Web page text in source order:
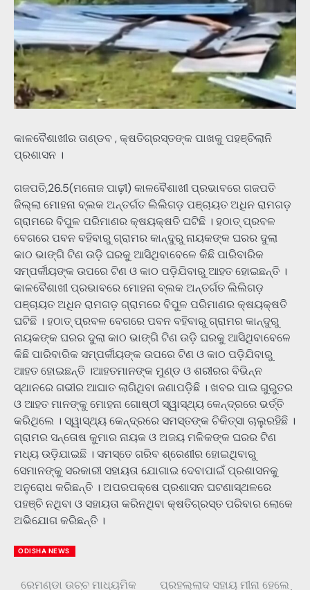
କାଳବୈଶାଖୀର ତାଣ୍ଡବ , କ୍ଷତିଗ୍ରସ୍ତଙ୍କ ପାଖକୁ ପହଞ୍ଚିଲାନି
ପ୍ରଶାସନ ।
ଗଜପତି,26.5(ମନୋଜ ପାଢ଼ୀ) କାଳବୈଶାଖୀ ପ୍ରଭାବରେ ଗଜପତି
ଜିଲ୍ଲା ମୋହନା ବ୍ଲକ ଅନ୍ତର୍ଗତ ଲିଲିଗଡ଼ ପଞ୍ଚାୟତ ଅଧିନ ରାମଗଡ଼
ଗ୍ରାମରେ ବିପୁଳ ପରିମାଣର କ୍ଷୟକ୍ଷତି ଘଟିଛି । ହଠାତ୍ ପ୍ରବଳ
ବେଗରେ ପବନ ବହିବାରୁ ଗ୍ରାମର କାନ୍ଦୁରୁ ନାୟକଙ୍କ ଘରର ଦୁଲା
କାଠ ଭାଙ୍ଗି ଟିଣ ଉଡ଼ି ଘରକୁ ଆସିଥିବାବେଳେ କିଛି ପାରିବାରିକ
ସମ୍ପର୍କୀୟଙ୍କ ଉପରେ ଟିଣ ଓ କାଠ ପଡ଼ିଯିବାରୁ ଆହତ ହୋଇଛନ୍ତି ।
କାଳବୈଶାଖୀ ପ୍ରଭାବରେ ମୋହନା ବ୍ଲକ ଅନ୍ତର୍ଗତ ଲିଲିଗଡ଼
ପଞ୍ଚାୟତ ଅଧିନ ରାମଗଡ଼ ଗ୍ରାମରେ ବିପୁଳ ପରିମାଣର କ୍ଷୟକ୍ଷତି
ଘଟିଛି । ହଠାତ୍ ପ୍ରବଳ ବେଗରେ ପବନ ବହିବାରୁ ଗ୍ରାମର କାନ୍ଦୁରୁ
ନାୟକଙ୍କ ଘରର ଦୁଲା କାଠ ଭାଙ୍ଗି ଟିଣ ଉଡ଼ି ଘରକୁ ଆସିଥିବାବେଳେ
କିଛି ପାରିବାରିକ ସମ୍ପର୍କୀୟଙ୍କ ଉପରେ ଟିଣ ଓ କାଠ ପଡ଼ିଯିବାରୁ
ଆହତ ହୋଇଛନ୍ତି ।ଆହତମାନଙ୍କ ମୁଣ୍ଡ ଓ ଶରୀରର ବିଭିନ୍ନ
ସ୍ଥାନରେ ଗଭୀର ଆଘାତ ଲାଗିଥିବା ଜଣାପଡ଼ିଛି । ଖବର ପାଇ ଗୁରୁତର
ଓ ଆହତ ମାନଙ୍କୁ ମୋହନା ଗୋଷ୍ଠୀ ସ୍ୱାସ୍ଥ୍ୟ କେନ୍ଦ୍ରରେ ଭର୍ତ୍ତି
କରିଥିଲେ । ସ୍ୱାସ୍ଥ୍ୟ କେନ୍ଦ୍ରରେ ସମସ୍ତଙ୍କ ଚିକିତ୍ସା ଚାଲୁରହିଛି ।
ଗ୍ରାମର ସନ୍ତୋଷ କୁମାର ନାୟକ ଓ ଅଜୟ ମଳିକଙ୍କ ଘରର ଟିଣ
ମଧ୍ୟ ଉଡ଼ିଯାଇଛି । ସମସ୍ତେ ଗରିବ ଶ୍ରେଣୀର ହୋଇଥିବାରୁ
ସେମାନଙ୍କୁ ସରକାରୀ ସହାୟତା ଯୋଗାଇ ଦେବାପାଇଁ ପ୍ରଶାସନକୁ
ଅନୁରୋଧ କରିଛନ୍ତି । ଅପରପକ୍ଷେ ପ୍ରଶାସନ ଘଟଣାସ୍ଥଳରେ
ପହଞ୍ଚି ନଥିବା ଓ ସହାୟତା କରିନଥିବା କ୍ଷତିଗ୍ରସ୍ତ ପରିବାର ଲୋକେ
ଅଭିଯୋଗ କରିଛନ୍ତି ।
ODISHA NEWS
ରେମଣ୍ଡା ଉଚ୍ଚ ମାଧ୍ୟମିକ
ପ୍ରହଲ୍ଲାଦ ସହାୟ ମୀନା ହେଲେ